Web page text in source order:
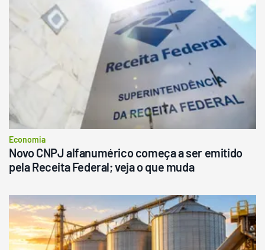
Economia
Novo CNPJ alfanumérico começa a ser emitido
pela Receita Federal; veja o que muda